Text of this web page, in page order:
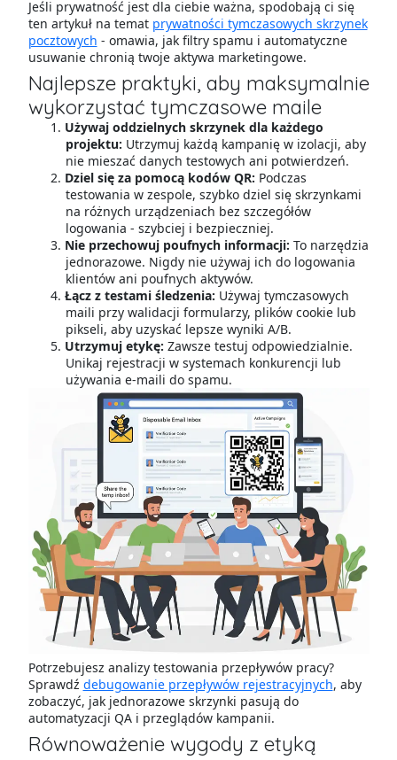
Jeśli prywatność jest dla ciebie ważna, spodobają ci się
ten artykuł na temat prywatności tymczasowych skrzynek
pocztowych - omawia, jak filtry spamu i automatyczne
usuwanie chronią twoje aktywa marketingowe.
Najlepsze praktyki, aby maksymalnie
wykorzystać tymczasowe maile
Używaj oddzielnych skrzynek dla każdego
projektu: Utrzymuj każdą kampanię w izolacji, aby
nie mieszać danych testowych ani potwierdzeń.
Dziel się za pomocą kodów QR: Podczas
testowania w zespole, szybko dziel się skrzynkami
na różnych urządzeniach bez szczegółów
logowania - szybciej i bezpieczniej.
Nie przechowuj poufnych informacji: To narzędzia
jednorazowe. Nigdy nie używaj ich do logowania
klientów ani poufnych aktywów.
Łącz z testami śledzenia: Używaj tymczasowych
maili przy walidacji formularzy, plików cookie lub
pikseli, aby uzyskać lepsze wyniki A/B.
Utrzymuj etykę: Zawsze testuj odpowiedzialnie.
Unikaj rejestracji w systemach konkurencji lub
używania e-maili do spamu.
Potrzebujesz analizy testowania przepływów pracy?
Sprawdź debugowanie przepływów rejestracyjnych, aby
zobaczyć, jak jednorazowe skrzynki pasują do
automatyzacji QA i przeglądów kampanii.
Równoważenie wygody z etyką